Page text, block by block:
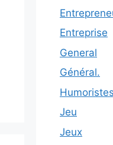
Entreprise
General
Général.
Humoristes
Jeu
Jeux